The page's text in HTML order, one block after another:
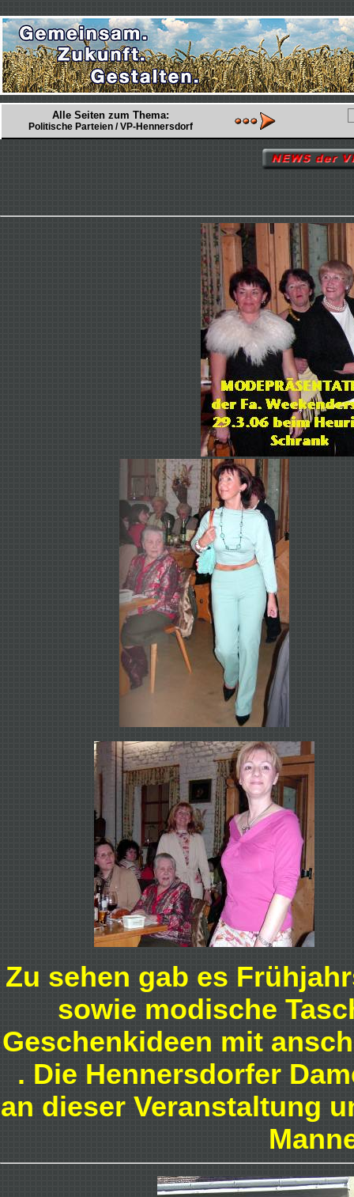
Alle Seiten zum Thema:
Politische Parteien / VP-Hennersdorf
Zu sehen gab es
sowie modische
Geschenkideen mit
. Die Hennersdorfer
an dieser Veranstaltung